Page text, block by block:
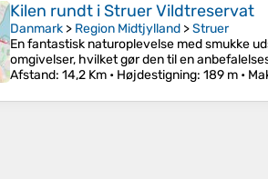
Kilen rundt i Struer Vildtreservat
Danmark > Region Midtjylland >Struer
En fantastisk naturoplevelse med smukke
omgivelser, hvilket gør den til en
Afstand: 14,2 Km • Højdestigning: 189 m •